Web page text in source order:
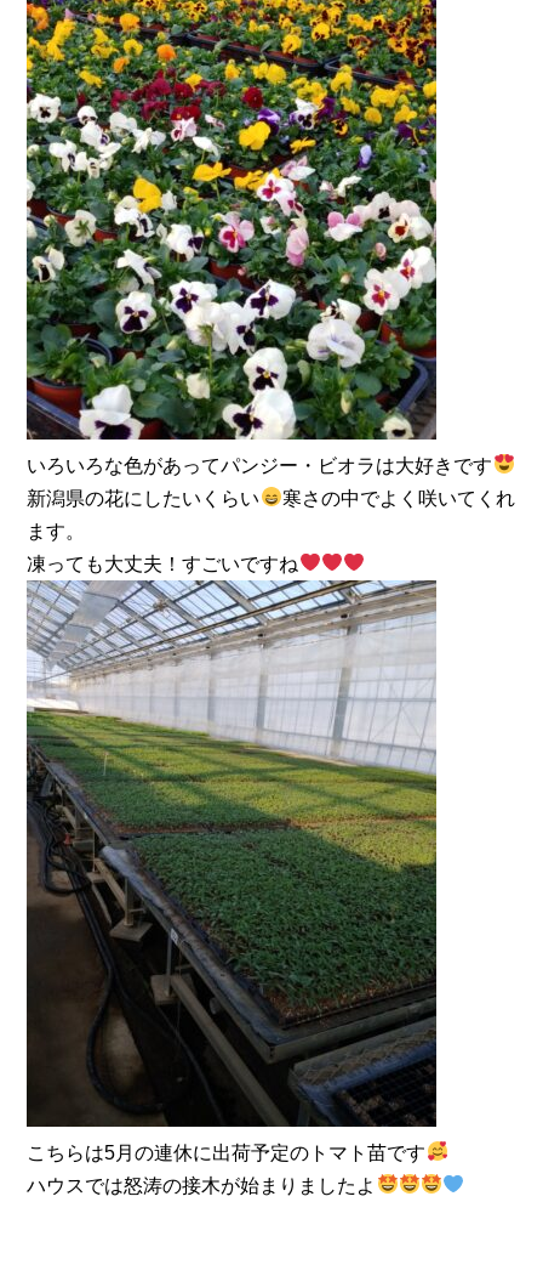
いろいろな色があってパンジー・ビオラは大好きです
新潟県の花にしたいくらい
寒さの中でよく咲いてくれ
ます。
凍っても大丈夫！すごいですね
こちらは5月の連休に出荷予定のトマト苗です
ハウスでは怒涛の接木が始まりましたよ